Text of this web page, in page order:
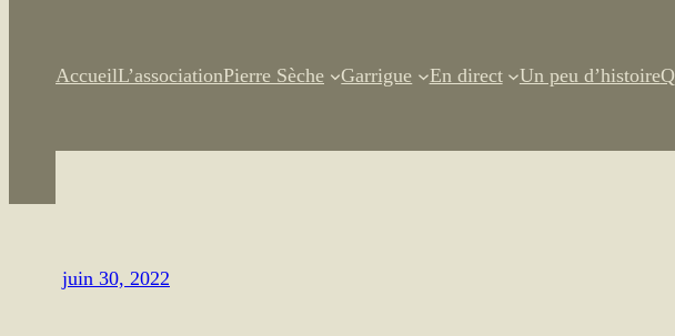
AccueilL’associationPierre Sèche Garrigue En direct Un peu d’histoire
juin 30, 2022